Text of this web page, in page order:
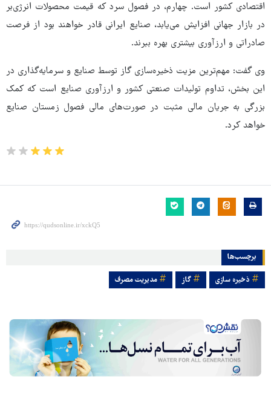
اقتصادی کشور است. چهارم، در فصول سرد که قیمت محصولات انرژی‌بر
در بازار جهانی افزایش می‌یابد، صنایع ایرانی قادر خواهند بود از فرصت
صادراتی و ارزآوری بیشتری بهره ببرند.
وی گفت: مهم‌ترین مزیت ذخیره‌سازی گاز توسط صنایع و سرمایه‌گذاری در
این بخش، تداوم تولیدات صنعتی کشور و ارزآوری صنایع است که کمک
بزرگی به جریان مالی مثبت در صورت‌های مالی فصول زمستان صنایع
خواهد کرد.
برچسب‌ها
ذخیره سازی گاز مدیریت مصرف